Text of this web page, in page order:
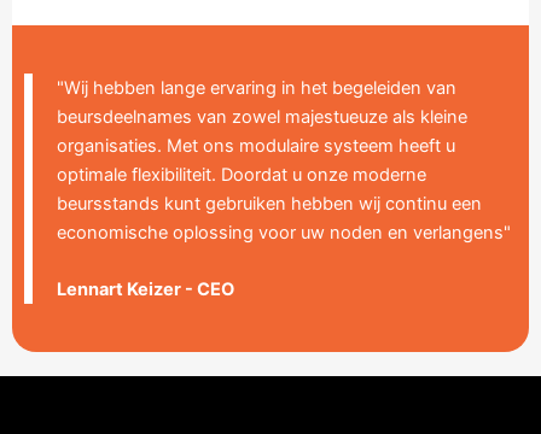
"Wij hebben lange ervaring in het begeleiden van
beursdeelnames van zowel majestueuze als kleine
organisaties. Met ons modulaire systeem heeft u
optimale flexibiliteit. Doordat u onze moderne
beursstands kunt gebruiken hebben wij continu een
economische oplossing voor uw noden en verlangens"
Lennart Keizer - CEO